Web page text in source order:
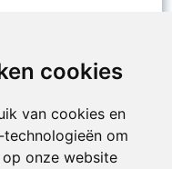
cookies
van cookies en
om
onze website